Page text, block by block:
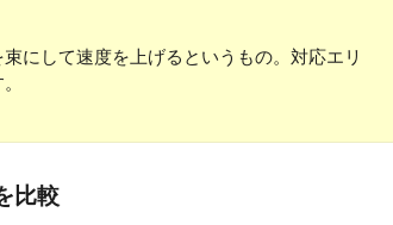
にして速度を上げるというもの。対応エリ
比較